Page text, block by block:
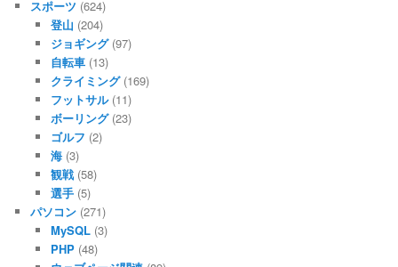
スポーツ (624)
登山 (204)
ジョギング(97)
自転車(13)
クライミング(169)
フットサル(11)
ボーリング(23)
ゴルフ (2)
海(3)
観戦(58)
選手(5)
パソコン (271)
MySQL(3)
PHP(48)